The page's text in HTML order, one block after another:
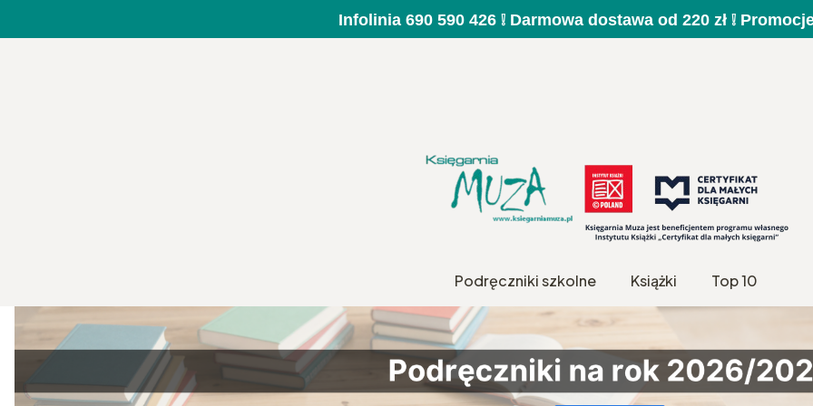
Infolinia 690 590 426 ❕ Darmowa dostawa od 220 zł ❕
Podręczniki szkolne Książki Top 10